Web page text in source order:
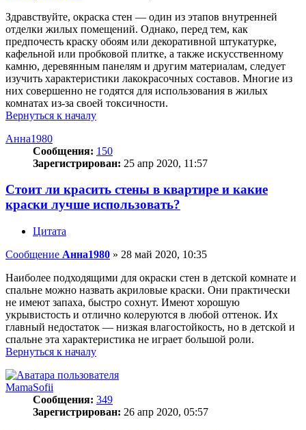
Здравствуйте, окраска стен — один из этапов внутренней
отделки жилых помещений. Однако, перед тем, как
предпочесть краску обоям или декоративной штукатурке,
кафельной или пробковой плитке, а также искусственному
камню, деревянным панелям и другим материалам, следует
изучить характеристики лакокрасочных составов. Многие из
них совершенно не годятся для использования в жилых
комнатах из-за своей токсичности.
Вернуться к началу
Анна1980
Сообщения: 150
Зарегистрирован: 25 апр 2020, 11:57
Стоит ли красить стены в квартире и какие
краски лучше использовать?
Цитата
Сообщение Анна1980 » 28 май 2020, 10:35
Наиболее подходящими для окраски стен в детской комнате и
спальне можно назвать акриловые краски. Они практически
не имеют запаха, быстро сохнут. Имеют хорошую
укрывистость и отлично колеруются в любой оттенок. Их
главный недостаток — низкая влагостойкость, но в детской и
спальне эта характеристика не играет большой роли.
Вернуться к началу
MamaSofii
Сообщения: 349
Зарегистрирован: 26 апр 2020, 05:57